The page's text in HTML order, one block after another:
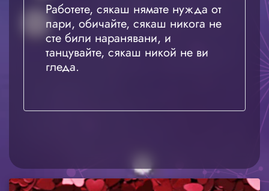
Работете, сякаш нямате нужда от
пари, обичайте, сякаш никога не
сте били наранявани, и
танцувайте, сякаш никой не ви
гледа.